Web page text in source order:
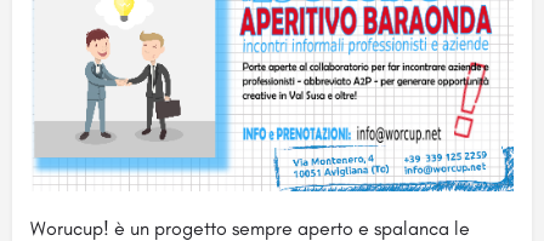
Worucup! è un progetto sempre aperto e spalanca le